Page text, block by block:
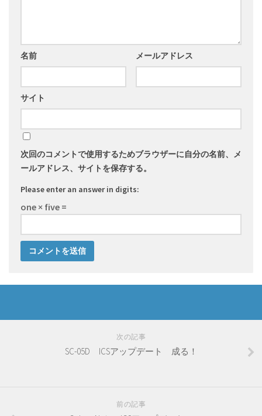
名前 メールアドレス
サイト
次回のコメントで使用するためブラウザーに自分の名前、メ
ールアドレス、サイトを保存する。
Please enter an answer in digits:
one × five =
次の記事
SC-05D ICSアップデート 成る！
前の記事